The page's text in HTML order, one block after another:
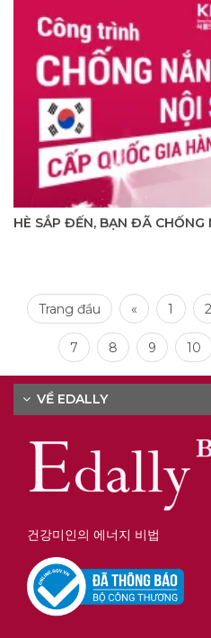
​​​​​​​HÈ SẮP ĐẾN, BẠN ĐÃ CHỐNG
Trang đầu « 1 2
7 8 9 10
VỀ EDALLY
건강미인의 에너지 비법